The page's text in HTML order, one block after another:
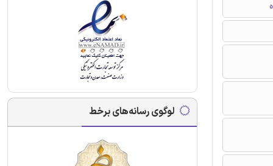
لوگوی رسانه‌های برخط